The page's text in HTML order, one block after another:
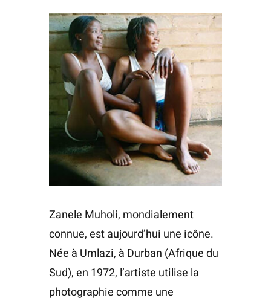
Zanele Muholi, mondialement
connue, est aujourd’hui une icône.
Née à Umlazi, à Durban (Afrique du
Sud), en 1972, l’artiste utilise la
photographie comme une